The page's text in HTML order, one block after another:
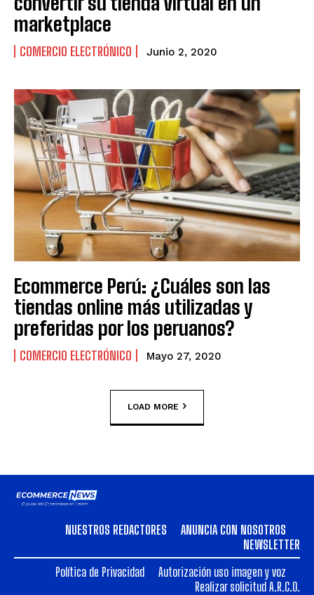
marketplace
COMERCIO ELECTRÓNICO Junio 2, 2020
Ecommerce Perú: ¿Cuáles son las
tiendas online más utilizadas y
preferidas por los peruanos?
COMERCIO ELECTRÓNICO Mayo 27, 2020
LOAD MORE
NUESTROS REDACTORES
ANUNCIA CON NOSOTROS
NEWSLETTER
Política de Privacidad
Autorización uso imagen y voz
Realizar solicitud A.R.C.O.